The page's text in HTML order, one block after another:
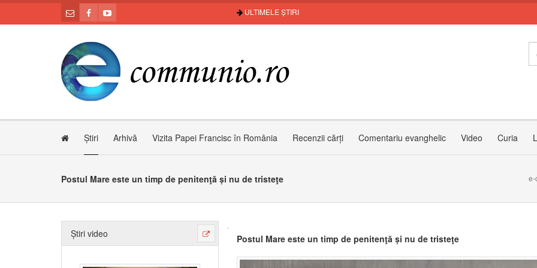
ULTIMELE ȘTIRI
Știri Arhivă Vizita Papei Francisc în România Recenzii cărți Comentariu evanghelic Video Curia
Postul Mare este un timp de penitenţă și nu de tristeţe e-
Știri video Postul Mare este un timp de penitenţă și nu de tristeţe